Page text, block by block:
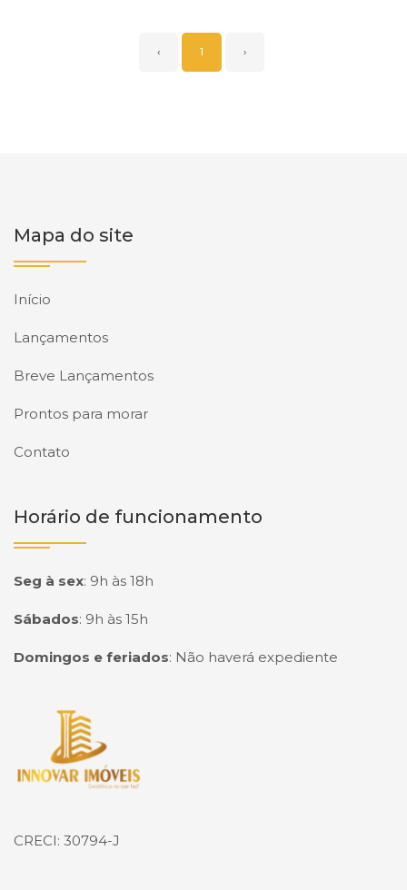
‹ 1 ›
Mapa do site
Início
Lançamentos
Breve Lançamentos
Prontos para morar
Contato
Horário de funcionamento
Seg à sex: 9h às 18h
Sábados: 9h às 15h
Domingos e feriados: Não haverá expediente
Página inicial
CRECI: 30794-J